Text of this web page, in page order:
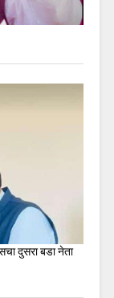
दुसरा बडा नेता